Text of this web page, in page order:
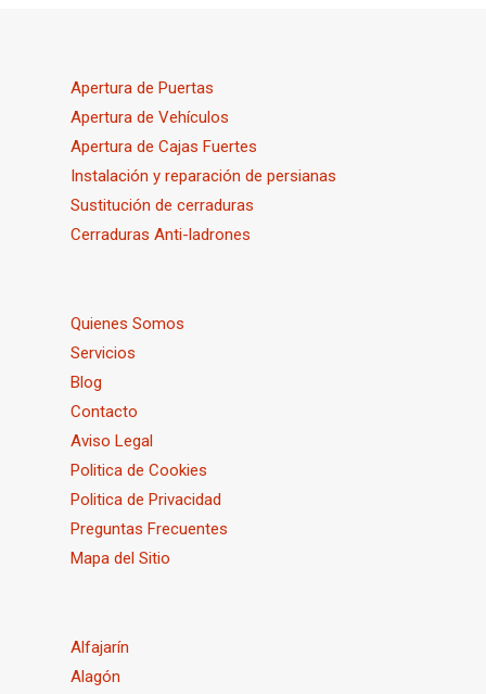
Apertura de Puertas
Apertura de Vehículos
Apertura de Cajas Fuertes
Instalación y reparación de persianas
Sustitución de cerraduras
Cerraduras Anti-ladrones
Quienes Somos
Servicios
Blog
Contacto
Aviso Legal
Politica de Cookies
Politica de Privacidad
Preguntas Frecuentes
Mapa del Sitio
Alfajarín
Alagón